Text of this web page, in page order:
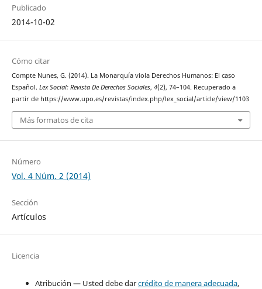
Publicado
2014-10-02
Cómo citar
Compte Nunes, G. (2014). La Monarquía viola Derechos Humanos: El caso
Español. Lex Social: Revista De Derechos Sociales, 4(2), 74–104. Recuperado a
partir de https://www.upo.es/revistas/index.php/lex_social/article/view/1103
Más formatos de cita
Número
Vol. 4 Núm. 2 (2014)
Sección
Artículos
Licencia
Atribución — Usted debe darcrédito de manera adecuada,